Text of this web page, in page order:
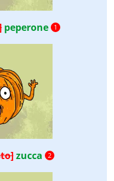
peperone 1
zucca 2